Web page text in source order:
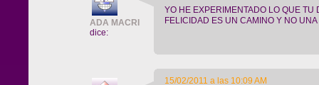
ADA MACRI
dice:
YO HE EXPERIMENTADO LO QUE TU
FELICIDAD ES UN CAMINO Y NO
15/02/2011 a las 10:09 AM